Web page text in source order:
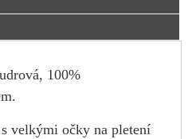
100%
velkými očky na pletení